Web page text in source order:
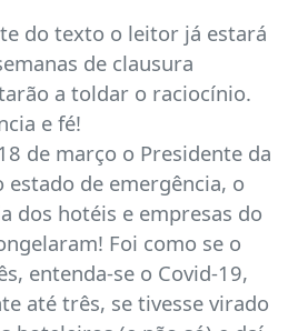
do texto o leitor já estará
de clausura
a toldar o raciocínio.
e fé!
de março o Presidente da
estado de emergência, o
dos hotéis e empresas do
Foi como se o
entenda-se o Covid-19,
até três, se tivesse virado